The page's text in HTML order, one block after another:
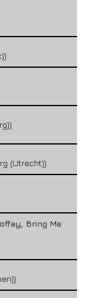
(Utrecht))
Bring Me